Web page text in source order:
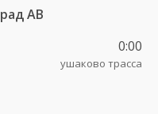
АВ
0:00
ушаково трасса